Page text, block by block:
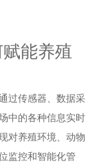
能养殖
过传感器、数据采
中的各种信息实时
对养殖环境、动物
监控和智能化管